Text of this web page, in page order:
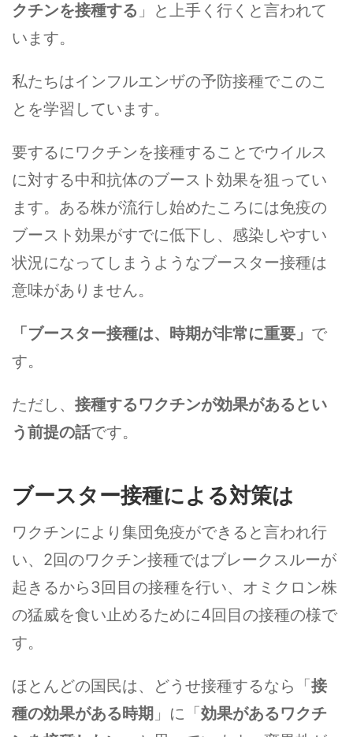
クチンを接種する 」と上手く行くと言われて
います。
私たちはインフルエンザの予防接種でこのこ
とを学習しています。
要するにワクチンを接種することでウイルス
に対する中和抗体のブースト効果を狙ってい
ます。ある株が流行し始めたころには免疫の
ブースト効果がすでに低下し、感染しやすい
状況になってしまうようなブースター接種は
意味がありません。
「ブースター接種は、時期が非常に重要」 で
す。
ただし、 接種するワクチンが効果があるとい
う前提の話です。
ブースター接種による対策は
ワクチンにより集団免疫ができると言われ行
い、2回のワクチン接種ではブレークスルーが
起きるから3回目の接種を行い、オミクロン株
の猛威を食い止めるために4回目の接種の様で
す。
ほとんどの国民は、どうせ接種するなら「接
種の効果がある時期 」に「効果があるワクチ